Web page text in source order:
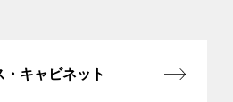
キャビネット